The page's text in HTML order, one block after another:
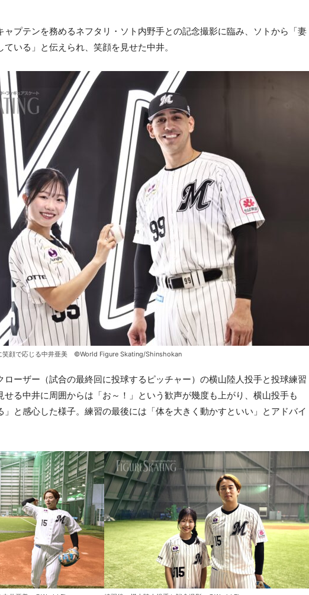
ャプテンを務めるネフタリ・ソト内野手との記念撮影に臨み、ソトから「妻
いる」と伝えられ、笑顔を見せた中井。
笑顔で応じる中井亜美 ©World Figure Skating/Shinshokan
ローザー（試合の最終回に投球するピッチャー）の横山陸人投手と投球練習
せる中井に周囲からは「お～！」という歓声が幾度も上がり、横山投手も
」と感心した様子。練習の最後には「体を大きく動かすといい」とアドバイ